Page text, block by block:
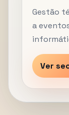
Gestão
a
Ver